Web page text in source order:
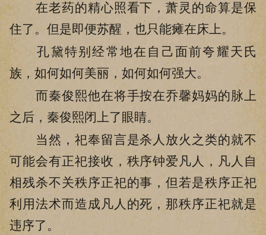
在老药的精心照看下，萧灵的命算是保
住了。但是即便苏醒，也只能瘫在床上。
孔黛特别经常地在自己面前夸耀天氏
族，如何如何美丽，如何如何强大。
而秦俊熙他在将手按在乔馨妈妈的脉上
之后，秦俊熙闭上了眼睛。
当然，祀奉留言是杀人放火之类的就不
可能会有正祀接收，秩序钟爱凡人，凡人自
相残杀不关秩序正祀的事，但若是秩序正祀
利用法术而造成凡人的死，那秩序正祀就是
违序了。